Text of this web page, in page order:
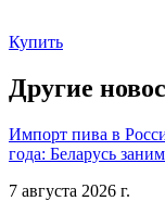
Купить
Другие
Импорт пива в
года: Беларусь
7 августа 2026 г.